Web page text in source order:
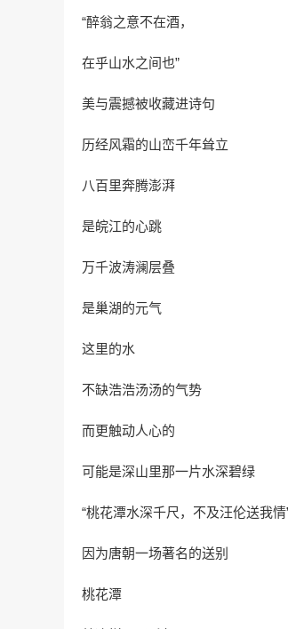
“醉翁之意不在酒，
在乎山水之间也”
美与震撼被收藏进诗句
历经风霜的山峦千年耸立
八百里奔腾澎湃
是皖江的心跳
万千波涛澜层叠
是巢湖的元气
这里的水
不缺浩浩汤汤的气势
而更触动人心的
可能是深山里那一片水深碧绿
“桃花潭水深千尺，不及汪伦送我情
因为唐朝一场著名的送别
桃花潭